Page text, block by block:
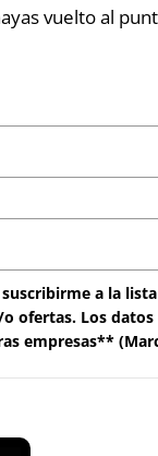
vuelto al
a la
ofertas. Los
empresas**